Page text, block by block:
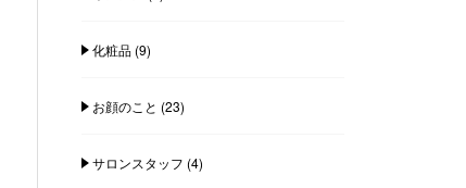
化粧品(9)
お顔のこと (23)
サロンスタッフ (4)